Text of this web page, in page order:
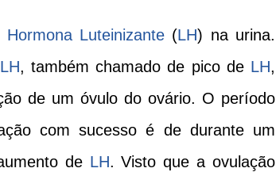
Hormona Luteinizante (LH) na urina.
LH, também chamado de pico de LH,
de um óvulo do ovário. O período
com sucesso é de durante um
de LH. Visto que a ovulação